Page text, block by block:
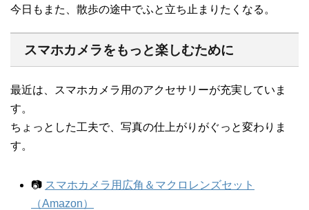
今日もまた、散歩の途中でふと立ち止まりたくなる。
スマホカメラをもっと楽しむために
最近は、スマホカメラ用のアクセサリーが充実していま
す。
ちょっとした工夫で、写真の仕上がりがぐっと変わりま
す。
📷 スマホカメラ用広角＆マクロレンズセット
（Amazon）